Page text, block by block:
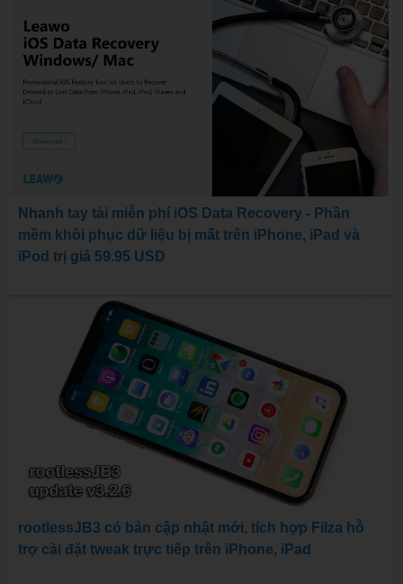
Nhanh tay tải miễn phí iOS Data Recovery - Phần
mềm khôi phục dữ liệu bị mất trên iPhone, iPad và
iPod trị giá 59.95 USD
rootlessJB3 có bản cập nhật mới, tích hợp Filza hỗ
trợ cài đặt tweak trực tiếp trên iPhone, iPad